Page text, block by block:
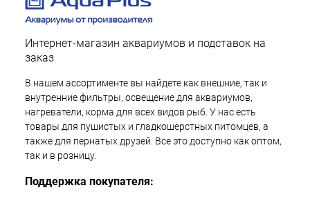
Интернет-магазин аквариумов и подставок на
заказ
В нашем ассортименте вы найдете как внешние, так и
внутренние фильтры, освещение для аквариумов,
нагреватели, корма для всех видов рыб. У нас есть
товары для пушистых и гладкошерстных питомцев, а
также для пернатых друзей. Все это доступно как оптом,
так и в розницу.
Поддержка покупателя: